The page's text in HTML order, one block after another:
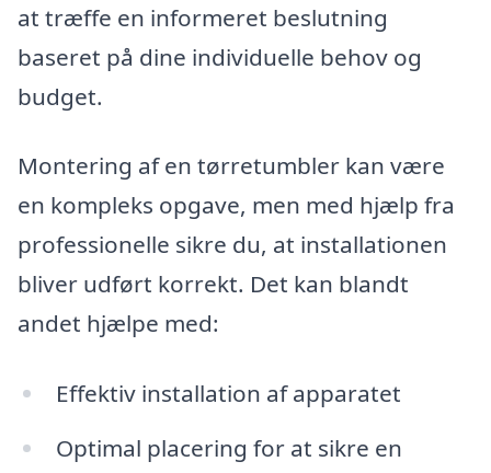
at træffe en informeret beslutning
baseret på dine individuelle behov og
budget.
Montering af en tørretumbler kan være
en kompleks opgave, men med hjælp fra
professionelle sikre du, at installationen
bliver udført korrekt. Det kan blandt
andet hjælpe med:
Effektiv installation af apparatet
Optimal placering for at sikre en